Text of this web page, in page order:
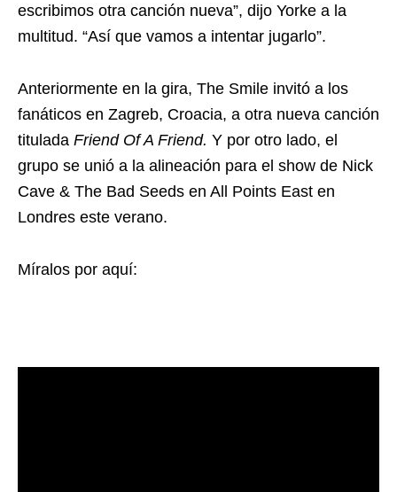
escribimos otra canción nueva”, dijo Yorke a la
multitud. “Así que vamos a intentar jugarlo”.
Anteriormente en la gira, The Smile invitó a los
fanáticos en Zagreb, Croacia, a otra nueva canción
titulada Friend Of A Friend. Y por otro lado, el
grupo se unió a la alineación para el show de Nick
Cave & The Bad Seeds en All Points East en
Londres este verano.
Míralos por aquí: